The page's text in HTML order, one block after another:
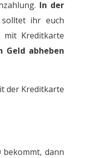
In der
ihr euch
mit Kreditkarte
Geld abheben
der Kreditkarte
bekommt, dann